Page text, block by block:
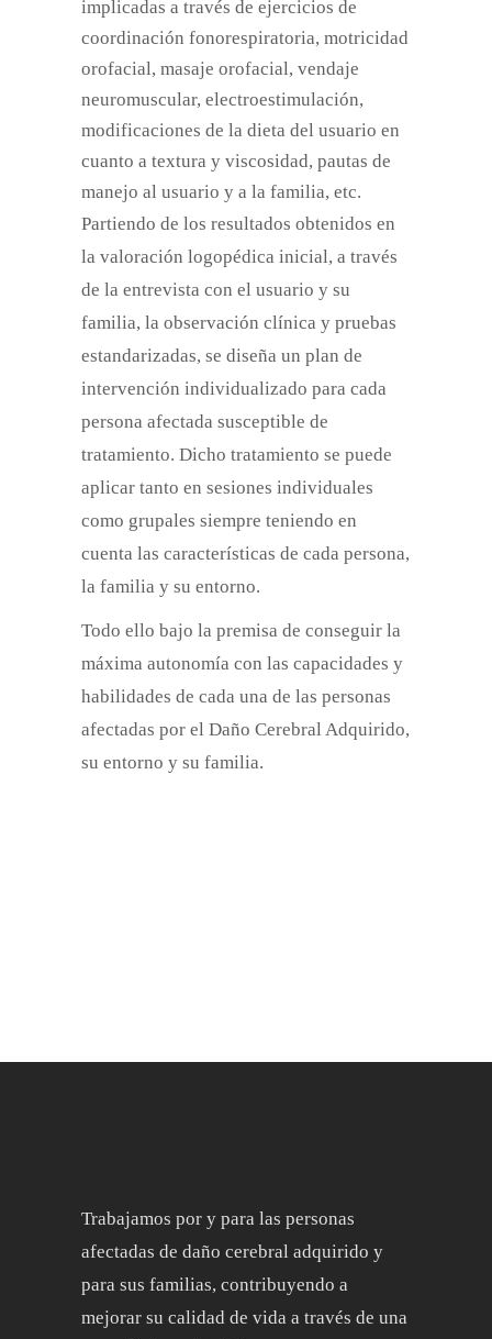
implicadas a través de ejercicios de
coordinación fonorespiratoria, motricidad
orofacial, masaje orofacial, vendaje
neuromuscular, electroestimulación,
modificaciones de la dieta del usuario en
cuanto a textura y viscosidad, pautas de
manejo al usuario y a la familia, etc.
Partiendo de los resultados obtenidos en
la valoración logopédica inicial, a través
de la entrevista con el usuario y su
familia, la observación clínica y pruebas
estandarizadas, se diseña un plan de
intervención individualizado para cada
persona afectada susceptible de
tratamiento. Dicho tratamiento se puede
aplicar tanto en sesiones individuales
como grupales siempre teniendo en
cuenta las características de cada persona,
la familia y su entorno.
Todo ello bajo la premisa de conseguir la
máxima autonomía con las capacidades y
habilidades de cada una de las personas
afectadas por el Daño Cerebral Adquirido,
su entorno y su familia.
Trabajamos por y para las personas
afectadas de daño cerebral adquirido y
para sus familias, contribuyendo a
mejorar su calidad de vida a través de una